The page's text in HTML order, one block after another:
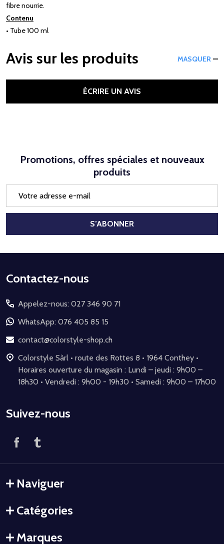
fibre nourrie.
Contenu
• Tube 100 ml
Avis sur les produits MASQUER
ÉCRIRE UN AVIS
Promotions, offres spéciales et nouveaux
produits
mail
S’ABONNER
Début
pied
de
page
Contactez-nous
Appelez-nous: 027 346 90 71
WhatsApp: 076 405 85 15
contact@colorstyle-shop.ch
Colorstyle Sàrl • route des Rottes 8 • 1964 Conthey •
Horaires ouverture du magasin : Lundi – jeudi : 9h00 –
18h30 • Vendredi : 9h00 - 19h30 • Samedi : 9h00 – 17h00
Suivez-nous
Naviguer
Catégories
Marques